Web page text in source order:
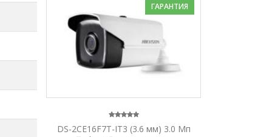
ГАРАНТИЯ
DS-2CE16F7T-IT3 (3.6 мм) 3.0 Мп